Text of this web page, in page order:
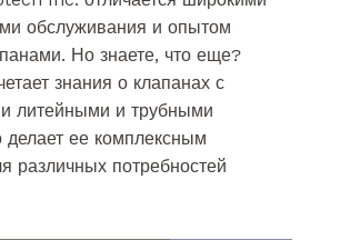
обслуживания и опытом
Но знаете, что еще?
знания о клапанах с
литейными и трубными
делает ее комплексным
различных потребностей